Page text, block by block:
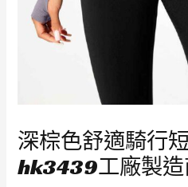
深棕色舒適騎行
hk3439工廠製造